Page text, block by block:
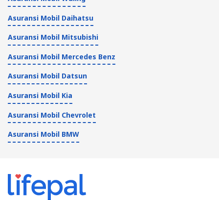
Asuransi Mobil Daihatsu
Asuransi Mobil Mitsubishi
Asuransi Mobil Mercedes Benz
Asuransi Mobil Datsun
Asuransi Mobil Kia
Asuransi Mobil Chevrolet
Asuransi Mobil BMW